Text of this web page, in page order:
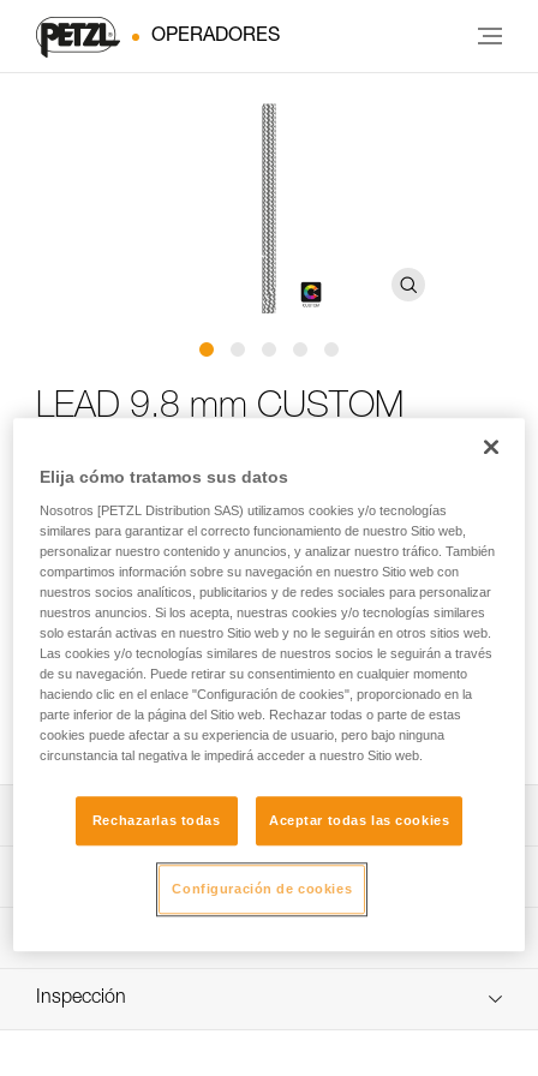
OPERADORES
LEAD 9.8 mm CUSTOM
Cuerda dinámica de 9,8 mm de diámetro para escalada
La cuerda dinámica LEAD 9.8 mm CUSTOM está destinada
para la escalada tanto de primero como en polea. El
diámetro y la flexibilidad permiten una buena sujeción con la
mano durante las fases de aprendizaje y simplifican la
utilización de los aparatos para asegurar. Está disponible en
tres colores. La longitud, el terminal y los conectores se
pueden personalizar para responder exactamente a las
necesidades de la estructura. Esta cuerda no es adecuada
para una utilización permanente en polea.
Descripción
Cuerda dinámica polivalente y confortable:
- Diseñada para ser utilizada a la vez en escalada de
primero y en polea (1).
- Diámetro y flexibilidad que facilitan la utilización de los
aparatos de aseguramiento.
Certificaciones: CE EN 892, UIAA
Fuerza de choque: 8,4 kN
Descargar el pdf technical-notice-LEAD-1
Inspección
Elija cómo tratamos sus datos
Nosotros [PETZL Distribution SAS) utilizamos cookies y/o tecnologías
similares para garantizar el correcto funcionamiento de nuestro Sitio web,
personalizar nuestro contenido y anuncios, y analizar nuestro tráfico. También
compartimos información sobre su navegación en nuestro Sitio web con
nuestros socios analíticos, publicitarios y de redes sociales para personalizar
nuestros anuncios. Si los acepta, nuestras cookies y/o tecnologías similares
solo estarán activas en nuestro Sitio web y no le seguirán en otros sitios web.
Las cookies y/o tecnologías similares de nuestros socios le seguirán a través
de su navegación. Puede retirar su consentimiento en cualquier momento
haciendo clic en el enlace "Configuración de cookies", proporcionado en la
parte inferior de la página del Sitio web. Rechazar todas o parte de estas
cookies puede afectar a su experiencia de usuario, pero bajo ninguna
circunstancia tal negativa le impedirá acceder a nuestro Sitio web.
Rechazarlas todas Aceptar todas las cookies
Configuración de cookies